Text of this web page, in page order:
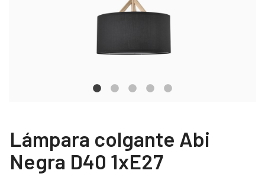
Lámpara colgante Abi
Negra D40 1xE27